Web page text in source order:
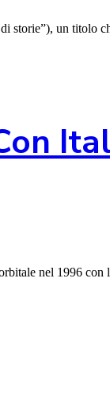
storie”), un titolo
nel 1996 con